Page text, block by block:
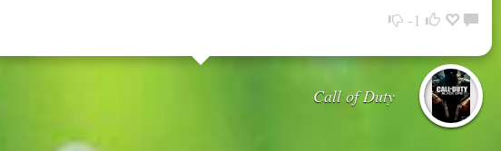
-1
Call of Duty